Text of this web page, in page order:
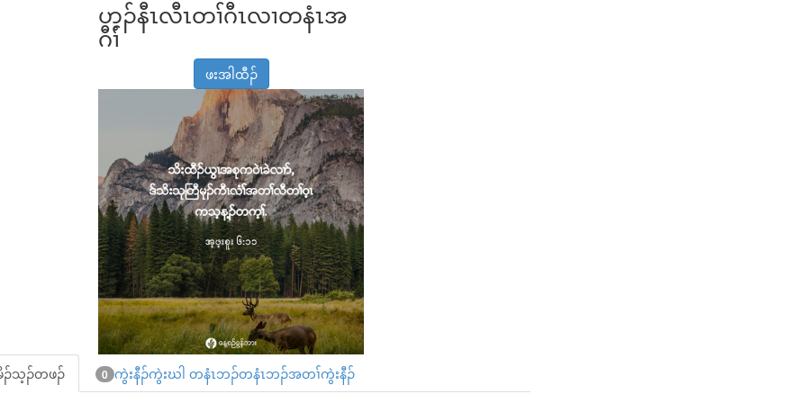
ဟ့ၣ်နီၤလီၤတၢ်ဂီၤလၢတနံၤအ
ဂီၢ်
ဖးအါထီၣ်
သ့ၣ်တဖၣ် 0 ကွဲးနီၣ်ကွဲးဃါ တနံၤဘၣ်တနံၤဘၣ်အတၢ်ကွဲးနီၣ်